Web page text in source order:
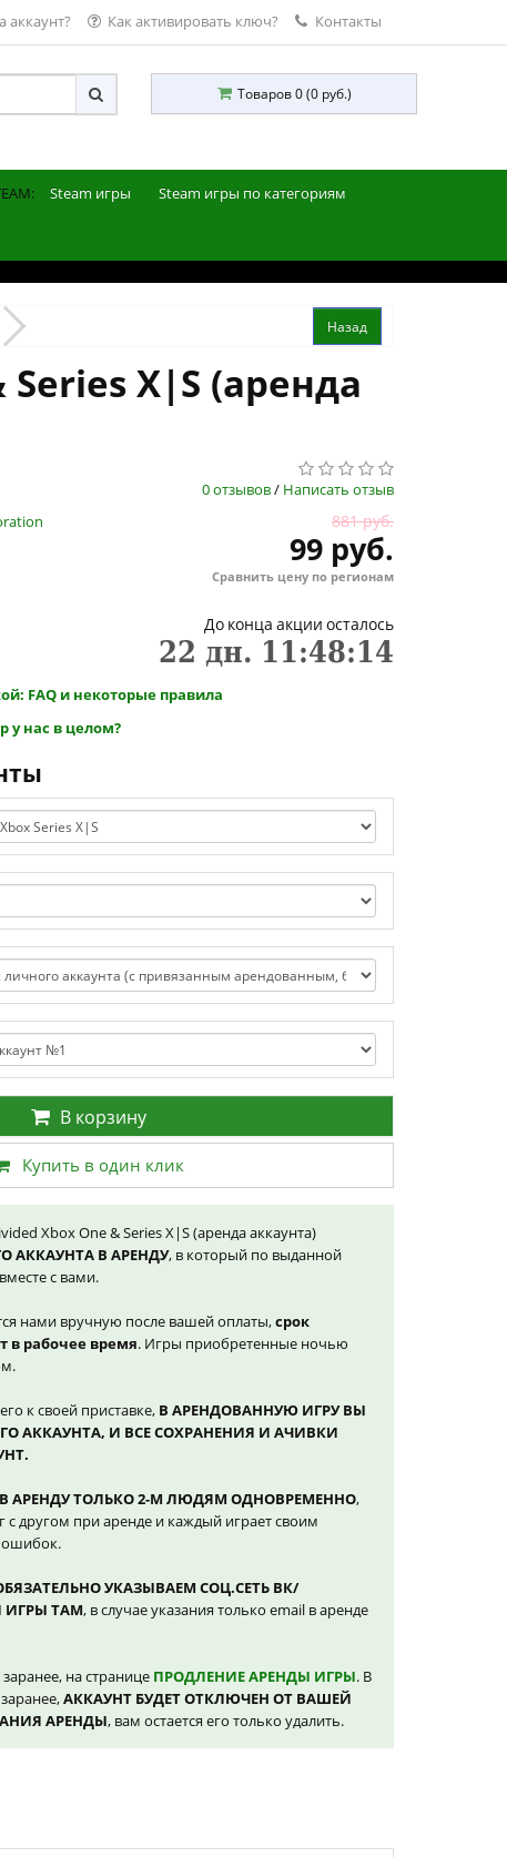
аккаунт? Как активировать ключ? Контакты
Товаров 0 (0 руб.)
Steam игры Steam игры по категориям
X|S (аренда
0 отзывов/ Написать отзыв
881 руб.
99 руб.
Сравнить цену по регионам
До конца акции осталось
22 дн. 11:48:13
FAQ и некоторые правила
у нас в целом?
В корзину
Купить в один клик
Xbox One & Series X|S (аренда аккаунта)
АККАУНТА В АРЕНДУ, в который по выданной
с вами.
нами вручную после вашей оплаты,срок
в рабочее время. Игры приобретенные ночью
к своей приставке, В АРЕНДОВАННУЮ ИГРУ ВЫ
АККАУНТА, И ВСЕ СОХРАНЕНИЯ И АЧИВКИ
АРЕНДУ ТОЛЬКО 2-М ЛЮДЯМ ОДНОВРЕМЕННО,
с другом при аренде и каждый играет своим
ошибок.
УКАЗЫВАЕМ СОЦ.СЕТЬ ВК/
ИГРЫ ТАМ, в случае указания только email в аренде
на странице ПРОДЛЕНИЕ АРЕНДЫ ИГРЫ. В
АККАУНТ БУДЕТ ОТКЛЮЧЕН ОТ ВАШЕЙ
АРЕНДЫ, вам остается его только удалить.